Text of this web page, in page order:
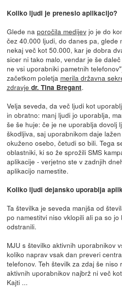
Koliko ljudi je preneslo aplikacijo?
Glede na poročila medijevjo je do
čez 40.000 ljudi, do danes pa, glede
nekaj več kot 50.000, kar je dobra
sicer ni tako malo, vendar je še
ne vsi uporabniki pametnih
začetkom poletja merila državna
zdravje dr. Tina Bregant.
Velja seveda, da več ljudi kot
in obratno: manj ljudi jo uporablja,
še še huje: če je ne uporablja dovolj
škodljiva, saj uporabnikom daje
okuženo osebo, četudi so bili. Tega
oblastniki, ki so že sprožili SMS
aplikacije - verjetno ste v zadnjih
aplikacijo namestite.
Koliko ljudi dejansko uporablja
Ta številka je seveda manjša od
po namestitvi niso vklopili ali pa so
odstranili.
MJU s številko aktivnih uporabnikov
koliko naprav vsak dan preveri
telefonov. Teh številk za zdaj še niso
aktivnih uporabnikov najbrž ni več
Kajti ...